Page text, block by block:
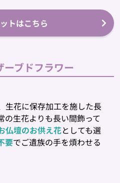
トはこちら
ーブドフラワー
生花に保存加工を施した長
の生花よりも長い間飾って
仏壇のお供え花としても選
要でご遺族の手を煩わせる